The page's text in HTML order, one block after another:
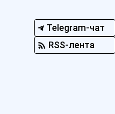
Telegram-чат
RSS-лента